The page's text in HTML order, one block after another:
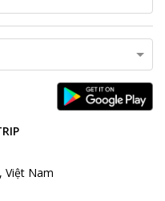
Việt Nam